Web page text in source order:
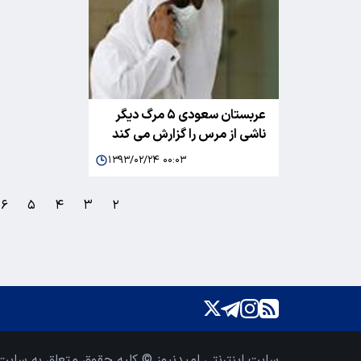
عربستان سعودی ۵ مرگ دیگر
ناشی از مرس را گزارش می کند
۱۳۹۳/۰۲/۲۴ ۰۰:۰۳
۲ ۳ ۴ ۵ ۶